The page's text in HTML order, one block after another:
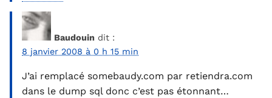
Baudouin dit :
8 janvier 2008 à 0 h 15 min
J’ai remplacé somebaudy.com par retiendra.com
dans le dump sql donc c’est pas étonnant…